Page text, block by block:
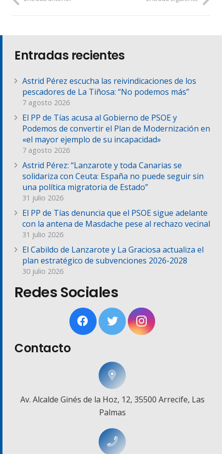
Entradas recientes
Astrid Pérez escucha las reivindicaciones de los
pescadores de La Tiñosa: “No podemos más”
7 agosto 2026
El PP de Tías acusa al Gobierno de PSOE y
Podemos de convertir el Plan de Modernización en
«el mayor ejemplo de su incapacidad»
7 agosto 2026
Astrid Pérez: “Lanzarote y toda Canarias se
solidariza con Ceuta: España no puede seguir sin
una política migratoria de Estado”
31 julio 2026
El PP de Tías denuncia que el PSOE sigue adelante
con la antena de Masdache pese al rechazo vecinal
31 julio 2026
El Cabildo de Lanzarote y La Graciosa actualiza el
plan estratégico de subvenciones 2026-2028
30 julio 2026
Redes Sociales
Contacto
Av. Alcalde Ginés de la Hoz, 12, 35500 Arrecife, Las
Palmas